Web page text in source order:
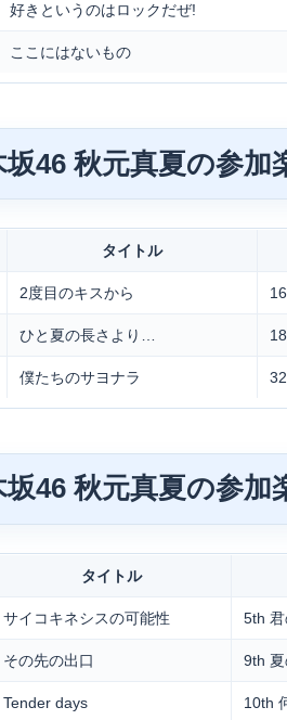
好きというのはロックだぜ!
ここにはないもの
坂46 秋元真夏の参加
タイトル
2度目のキスから
ひと夏の長さより…
僕たちのサヨナラ
坂46 秋元真夏の参
タイトル
サイコキネシスの可能性 5th
その先の出口 9th
Tender days 10th